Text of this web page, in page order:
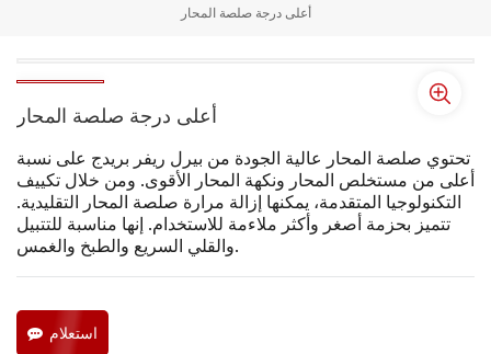
русский
أعلى درجة صلصة المحار
أعلى درجة صلصة المحار
تحتوي صلصة المحار عالية الجودة من بيرل ريفر بريدج على نسبة
أعلى من مستخلص المحار ونكهة المحار الأقوى. ومن خلال تكييف
التكنولوجيا المتقدمة، يمكنها إزالة مرارة صلصة المحار التقليدية.
تتميز بحزمة أصغر وأكثر ملاءمة للاستخدام. إنها مناسبة للتتبيل
والقلي السريع والطبخ والغمس.
استعلام